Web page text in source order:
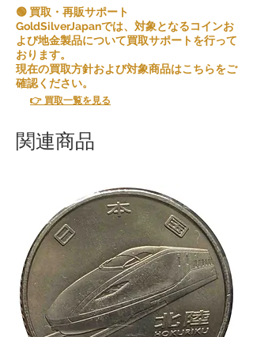
ただし、特定の状況によっては例外的に
返品を受け付けることもございます。以
下の条件を満たす場合には、返品が可能
です
誤った商品：ご注文と異なる商品が届い
た場合には、商品を受け取った日から[5
の送料も弊社が負担いたします。
連続して行った場合、弊社は将来の取引
をお断りすることがあります。
ご注文前に商品や条件を十分に検討して
いただき、慎重にご決定いただくようお
願いいたします。
お客様のご理解とご協力に感謝いたしま
す。お客様の満足度を最優先に考え、良
いショッピング体験を提供するため、最
善の努力をいたします。
🟢 買取・再販サポート
GoldSilverJapanでは、対象となるコインお
よび地金製品について買取サポートを行って
おります。
現在の買取方針および対象商品はこちらをご
確認ください。
👉 買取一覧を見る
関連商品